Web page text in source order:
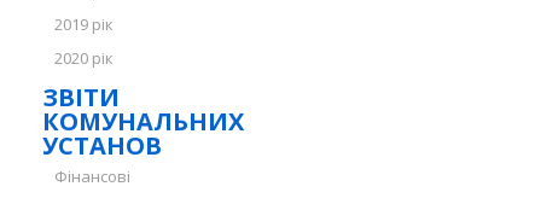
2019 рік
2020 рік
ЗВІТИ
КОМУНАЛЬНИХ
УСТАНОВ
Фінансові